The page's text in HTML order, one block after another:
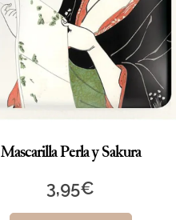
Mascarilla Perla y Sakura
3,95€